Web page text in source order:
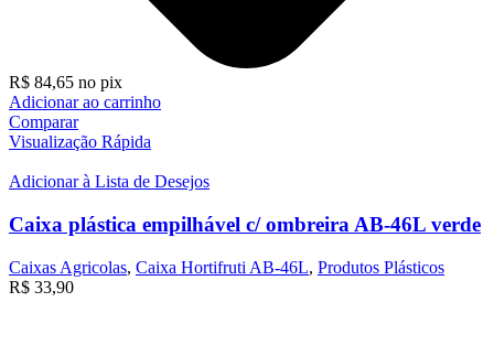
R$ 84,65 no pix
Adicionar ao carrinho
Comparar
Visualização Rápida
Adicionar à Lista de Desejos
Caixa plástica empilhável c/ ombreira AB-46L verde
Caixas Agricolas, Caixa Hortifruti AB-46L, Produtos Plásticos
R$ 33,90